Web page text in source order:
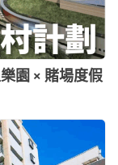
園 × 賭場度假